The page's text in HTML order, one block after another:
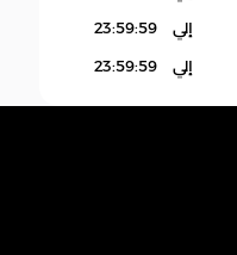
إلي 23:59:59
إلي 23:59:59